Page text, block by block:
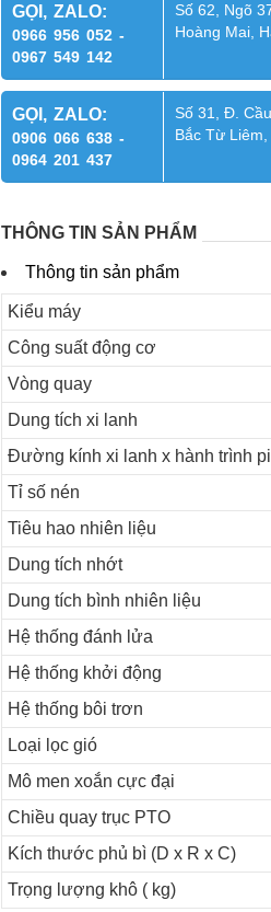
GỌI, ZALO:
0966 956 052 -
0967 549 142
Số 62, Ngõ
Hoàng Mai,
GỌI, ZALO:
0906 066 638 -
0964 201 437
Số 31, Đ.
Bắc Từ
THÔNG TIN SẢN PHẨM
Thông tin sản phẩm
Kiểu máy
Công suất động cơ
Vòng quay
Dung tích xi lanh
Đường kính xi lanh x hành trình
Tỉ số nén
Tiêu hao nhiên liệu
Dung tích nhớt
Dung tích bình nhiên liệu
Hệ thống đánh lửa
Hệ thống khởi động
Hệ thống bôi trơn
Loại lọc gió
Mô men xoắn cực đại
Chiều quay trục PTO
Kích thước phủ bì (D x R x C)
Trọng lượng khô ( kg)